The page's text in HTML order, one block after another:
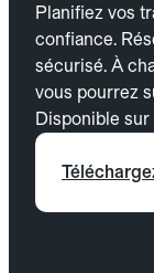
Planifiez vos
confiance.
sécurisé. À
vous pourrez
Disponible